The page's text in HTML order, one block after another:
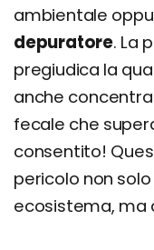
ambientale
depuratore. La
pregiudica la
anche
fecale che
consentito!
pericolo non
ecosistema, ma